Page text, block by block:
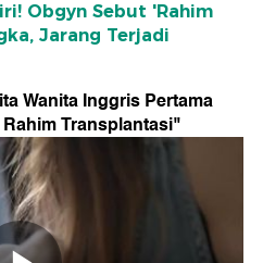
Obgyn Sebut 'Rahim
Jarang Terjadi
Wanita Inggris Pertama
Transplantasi"